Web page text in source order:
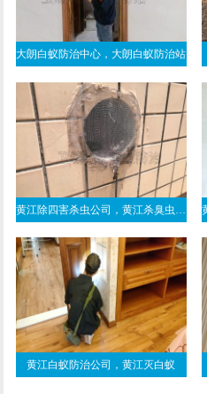
大朗白蚁防治中心，大朗白蚁防治站
黄江白蚁防治公司，黄江灭白蚁